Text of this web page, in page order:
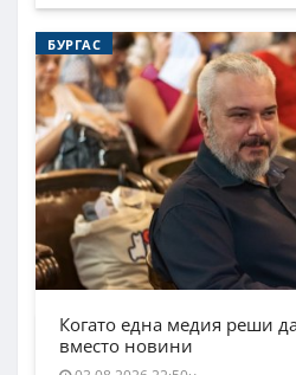
БУРГАС
Когато една медия реши
вместо новини